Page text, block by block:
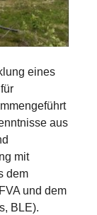
eines
aus
mit
dem
und dem
BLE).